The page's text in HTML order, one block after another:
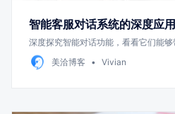
智能客服对话系统的深度应用
深度探究智能对话功能，看看它们能够
美洽博客
Vivian